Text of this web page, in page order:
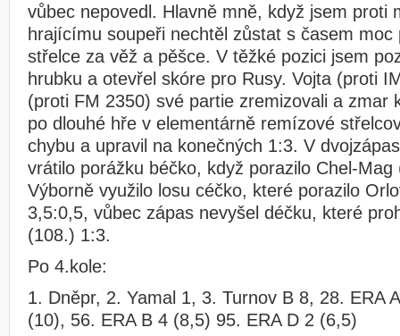
vůbec nepovedl. Hlavně mně, když jsem proti
hrajícímu soupeři nechtěl zůstat s časem moc
střelce za věž a pěšce. V těžké pozici jsem
hrubku a otevřel skóre pro Rusy. Vojta (proti
(proti FM 2350) své partie zremizovali a zmar
po dlouhé hře v elementárně remízové
chybu a upravil na konečných 1:3. V
vrátilo porážku béčko, když porazilo Chel-
Výborně využilo losu céčko, které porazilo
3,5:0,5, vůbec zápas nevyšel déčku, které
(108.) 1:3.
Po 4.kole:
1. Dněpr, 2. Yamal 1, 3. Turnov B 8, 28. ERA
(10), 56. ERA B 4 (8,5) 95. ERA D 2 (6,5)